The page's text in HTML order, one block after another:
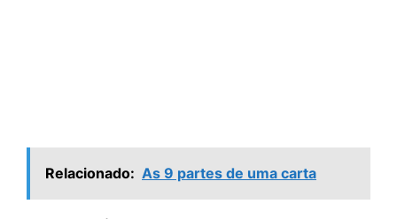
Relacionado: As 9 partes de uma carta